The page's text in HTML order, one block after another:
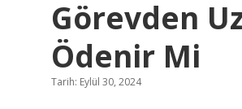
Görevden
Ödenir Mi
Tarih: Eylül 30, 2024